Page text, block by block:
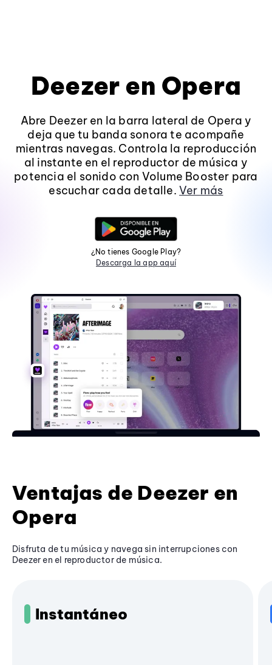
Deezer en Opera
Abre Deezer en la barra lateral de Opera y
deja que tu banda sonora te acompañe
mientras navegas. Controla la reproducción
al instante en el reproductor de música y
potencia el sonido con Volume Booster para
escuchar cada detalle.Ver más
¿No tienes Google Play?
Descarga la app aquí
Ventajas de Deezer en
Opera
Disfruta de tu música y navega sin interrupciones con
Deezer en el reproductor de música.
Instantáneo